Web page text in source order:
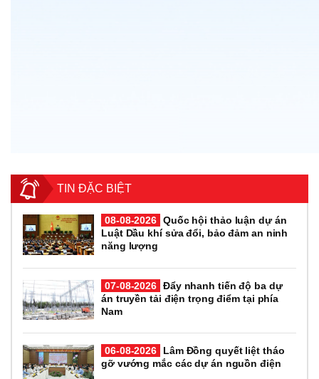
TIN ĐẶC BIỆT
08-08-2026 Quốc hội thảo luận dự án
Luật Dầu khí sửa đổi, bảo đảm an ninh
năng lượng
07-08-2026 Đẩy nhanh tiến độ ba dự
án truyền tải điện trọng điểm tại phía
Nam
06-08-2026
Lâm Đồng quyết liệt tháo
gỡ vướng mắc các dự án nguồn điện